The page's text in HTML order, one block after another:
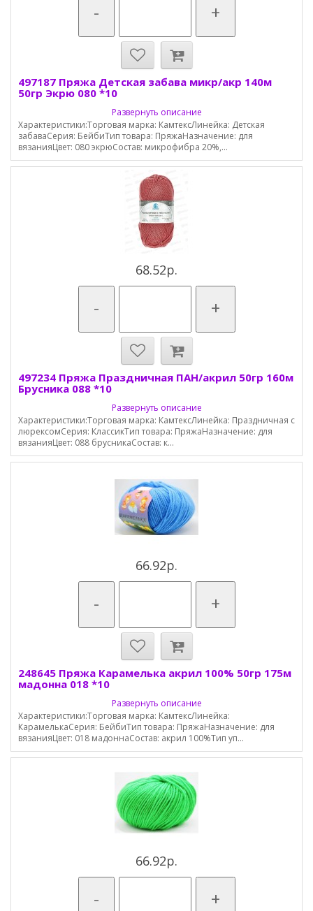
- +
497187 Пряжа Детская забава микр/акр 140м
50гр Экрю 080 *10
Развернуть описание
Характеристики:Торговая марка: КамтексЛинейка: Детская
забаваСерия: БейбиТип товара: ПряжаНазначение: для
вязанияЦвет: 080 экрюСостав: микрофибра 20%,...
68.52р.
- +
497234 Пряжа Праздничная ПАН/акрил 50гр 160м
Брусника 088 *10
Развернуть описание
Характеристики:Торговая марка: КамтексЛинейка: Праздничная с
люрексомСерия: КлассикТип товара: ПряжаНазначение: для
вязанияЦвет: 088 брусникаСостав: к...
66.92р.
- +
248645 Пряжа Карамелька акрил 100% 50гр 175м
мадонна 018 *10
Развернуть описание
Характеристики:Торговая марка: КамтексЛинейка:
КарамелькаСерия: БейбиТип товара: ПряжаНазначение: для
вязанияЦвет: 018 мадоннаСостав: акрил 100%Тип уп...
66.92р.
- +